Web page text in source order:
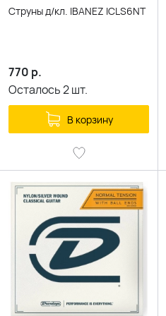
Струны д/кл. IBANEZ ICLS6NT
770 р.
Осталось2шт.
В корзину